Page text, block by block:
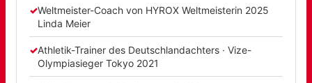
Weltmeister-Coach von HYROX Weltmeisterin 2025
Linda Meier
Athletik-Trainer des Deutschlandachters · Vize-
Olympiasieger Tokyo 2021